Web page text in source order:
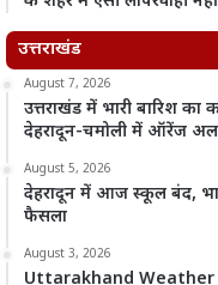
उत्तराखंड
August 7, 2026
उत्तराखंड में भारी बारिश का
देहरादून-चमोली में ऑरेंज
August 5, 2026
देहरादून में आज स्कूल बंद,
फैसला
August 3, 2026
Uttarakhand Weather